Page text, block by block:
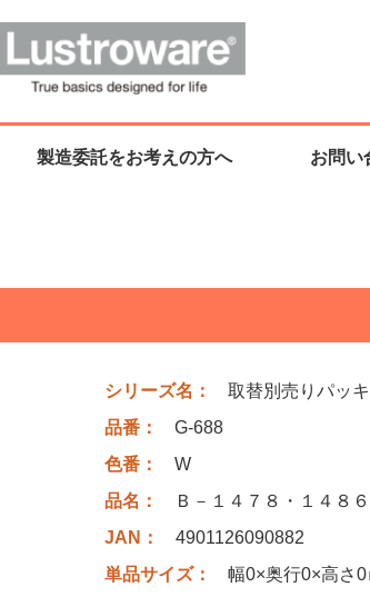
製造委託をお考えの方へ お問い
シリーズ名：
取替別売りパッ
品番：
G-688
色番：
W
品名：
Ｂ－１４７８・１４８
JAN：
4901126090882
単品サイズ：
幅0×奥行0×高さ0